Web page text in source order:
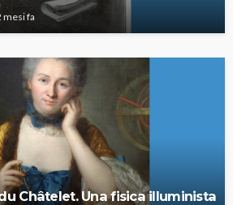
mesi fa
Châtelet. Una fisica illuminista